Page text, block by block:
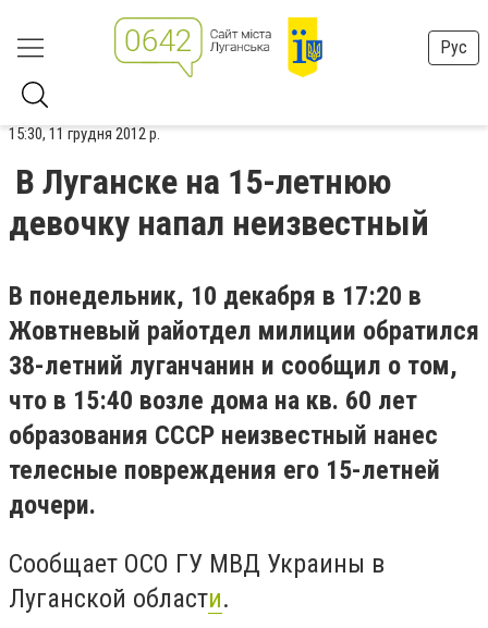
Рус
15:30, 11 грудня 2012 р.
В Луганске на 15-летнюю
девочку напал неизвестный
В понедельник, 10 декабря в 17:20 в
Жовтневый райотдел милиции обратился
38-летний луганчанин и сообщил о том,
что в 15:40 возле дома на кв. 60 лет
образования СССР неизвестный нанес
телесные повреждения его 15-летней
дочери.
Сообщает ОСО ГУ МВД Украины в
Луганской области.